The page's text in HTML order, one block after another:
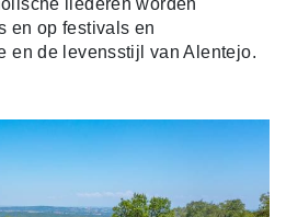
liederen worden
en op festivals en
en de levensstijl van Alentejo.